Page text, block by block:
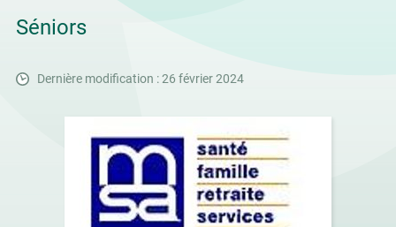
Séniors
Dernière modification : 26 février 2024